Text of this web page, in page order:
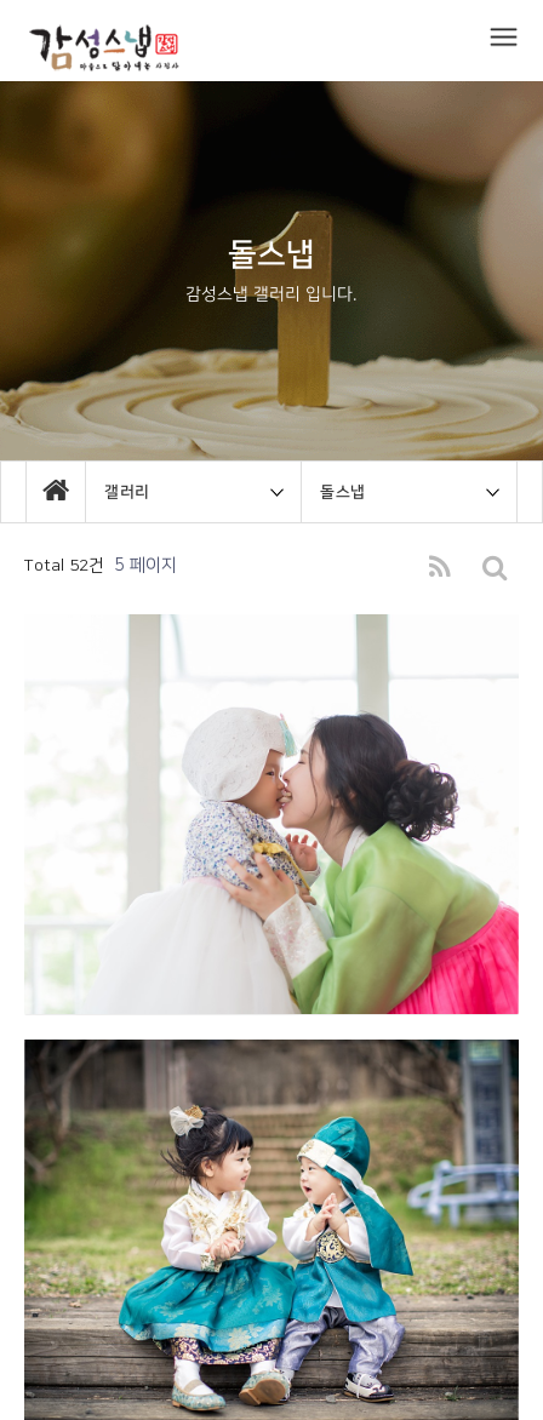
돌스냅
감성스냅 갤러리 입니다.
갤러리 돌스냅
Total 52건 5 페이지
아트리움 대구돌스냅